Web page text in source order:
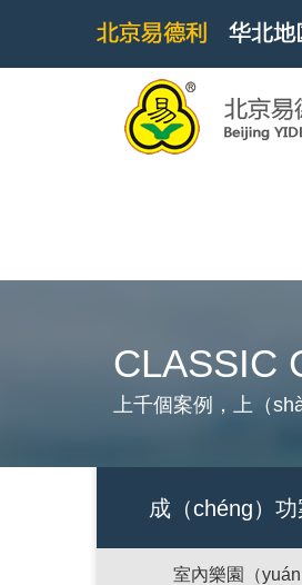
CLASSIC
上千個案例，上（
成（chéng）功
室內樂園（yuán